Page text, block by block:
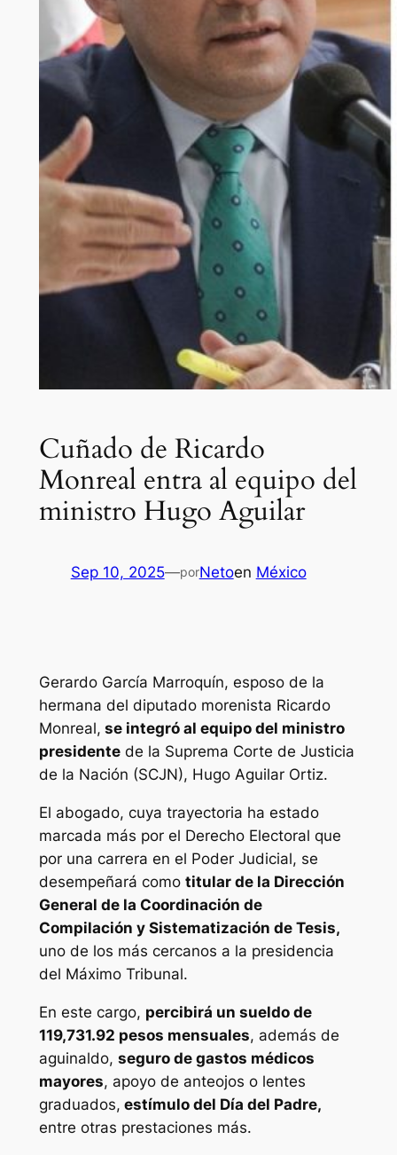
Cuñado de Ricardo
Monreal entra al equipo del
ministro Hugo Aguilar
Sep 10, 2025—porNetoen México
Gerardo García Marroquín, esposo de la
hermana del diputado morenista Ricardo
Monreal, se integró al equipo del ministro
presidentede la Suprema Corte de Justicia
de la Nación (SCJN), Hugo Aguilar Ortiz.
El abogado, cuya trayectoria ha estado
marcada más por el Derecho Electoral que
por una carrera en el Poder Judicial, se
desempeñará como titular de la Dirección
General de la Coordinación de
Compilación y Sistematización de Tesis,
uno de los más cercanos a la presidencia
del Máximo Tribunal.
En este cargo, percibirá un sueldo de
119,731.92 pesos mensuales, además de
aguinaldo, seguro de gastos médicos
mayores, apoyo de anteojos o lentes
graduados, estímulo del Día del Padre,
entre otras prestaciones más.